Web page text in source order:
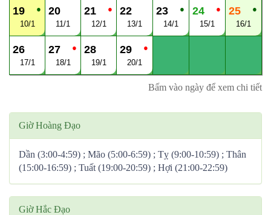
●
19
10/1
20
11/1
●
21
12/1
22
13/1
●
23
14/1
●
24
15/1
●
25
16/1
26
17/1
●
27
18/1
28
19/1
●
29
20/1
Bấm vào ngày để xem chi tiết
Giờ Hoàng Đạo
Dần (3:00-4:59) ; Mão (5:00-6:59) ; Tỵ (9:00-10:59) ; Thân
(15:00-16:59) ; Tuất (19:00-20:59) ; Hợi (21:00-22:59)
Giờ Hắc Đạo